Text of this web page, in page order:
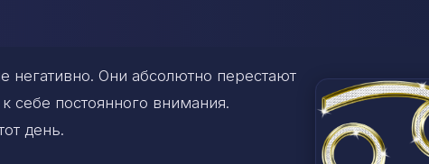
негативно. Они абсолютно перестают
себе постоянного внимания.
день.